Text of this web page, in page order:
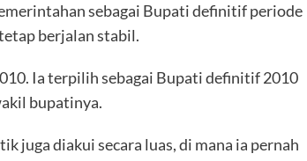
sebagai Bupati definitif periode
berjalan stabil.
Ia terpilih sebagai Bupati definitif 2010
bupatinya.
juga diakui secara luas, di mana ia pernah